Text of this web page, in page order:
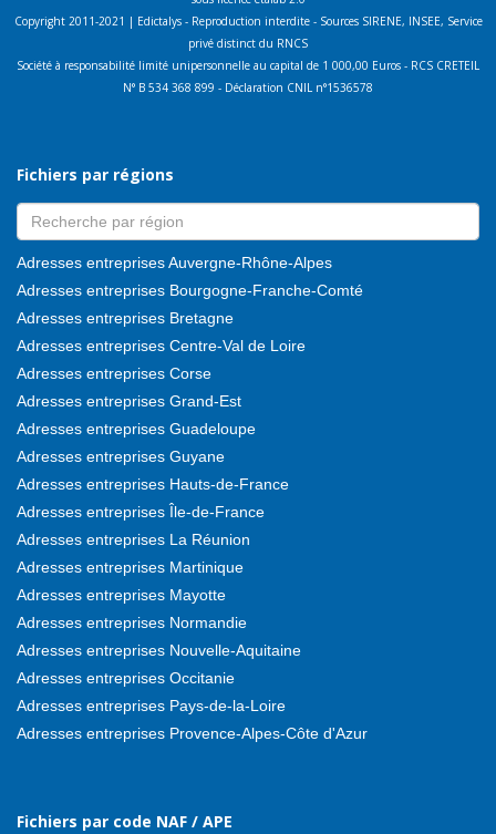
Copyright 2011-2021 | Edictalys - Reproduction interdite - Sources SIRENE, INSEE, Service
privé distinct du RNCS
Société à responsabilité limité unipersonnelle au capital de 1 000,00 Euros - RCS CRETEIL
N° B 534 368 899 - Déclaration CNIL n°1536578
Fichiers par régions
Adresses entreprises Auvergne-Rhône-Alpes
Adresses entreprises Bourgogne-Franche-Comté
Adresses entreprises Bretagne
Adresses entreprises Centre-Val de Loire
Adresses entreprises Corse
Adresses entreprises Grand-Est
Adresses entreprises Guadeloupe
Adresses entreprises Guyane
Adresses entreprises Hauts-de-France
Adresses entreprises Île-de-France
Adresses entreprises La Réunion
Adresses entreprises Martinique
Adresses entreprises Mayotte
Adresses entreprises Normandie
Adresses entreprises Nouvelle-Aquitaine
Adresses entreprises Occitanie
Adresses entreprises Pays-de-la-Loire
Adresses entreprises Provence-Alpes-Côte d'Azur
Fichiers par code NAF / APE